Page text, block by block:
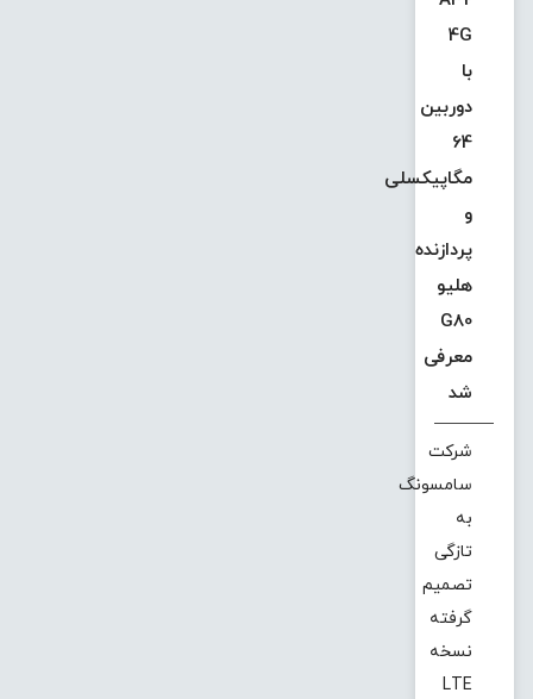
4G
با
دوربین
64
مگاپیکسلی
و
پردازنده
هلیو
G80
معرفی
شد
شرکت
سامسونگ
به
تازگی
تصمیم
گرفته
نسخه
LTE